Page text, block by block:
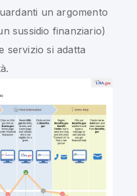
un argomento
sussidio finanziario)
servizio si adatta